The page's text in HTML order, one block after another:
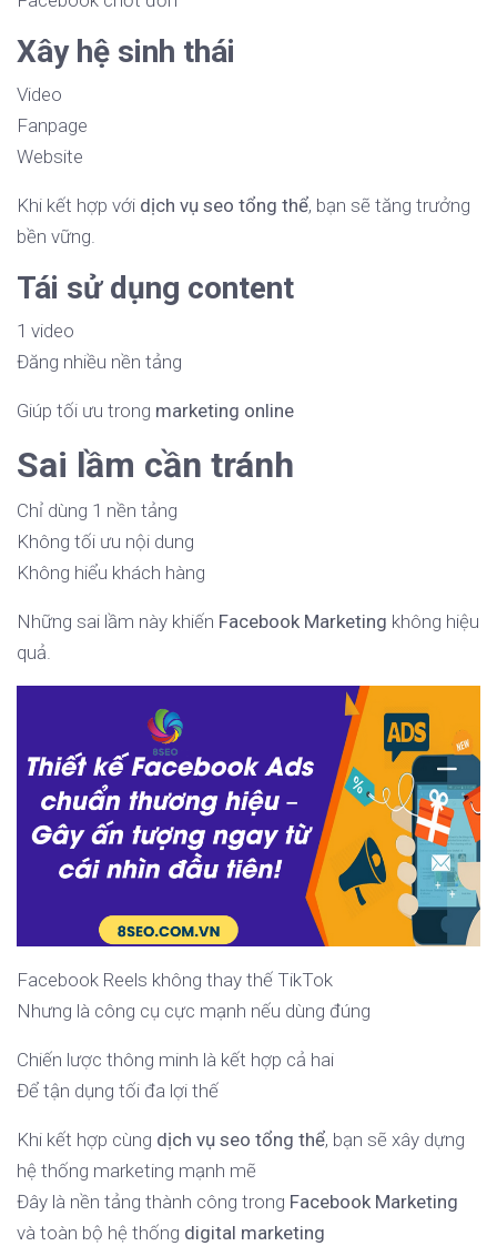
Xây hệ sinh thái
Video
Fanpage
Website
Khi kết hợp với dịch vụ seo tổng thể, bạn sẽ tăng trưởng
bền vững.
Tái sử dụng content
1 video
Đăng nhiều nền tảng
Giúp tối ưu trong marketing online
Sai lầm cần tránh
Chỉ dùng 1 nền tảng
Không tối ưu nội dung
Không hiểu khách hàng
Những sai lầm này khiến Facebook Marketing không hiệu
quả.
Facebook Reels không thay thế TikTok
Nhưng là công cụ cực mạnh nếu dùng đúng
Chiến lược thông minh là kết hợp cả hai
Để tận dụng tối đa lợi thế
Khi kết hợp cùng dịch vụ seo tổng thể, bạn sẽ xây dựng
hệ thống marketing mạnh mẽ
Đây là nền tảng thành công trong Facebook Marketing
và toàn bộ hệ thống digital marketing